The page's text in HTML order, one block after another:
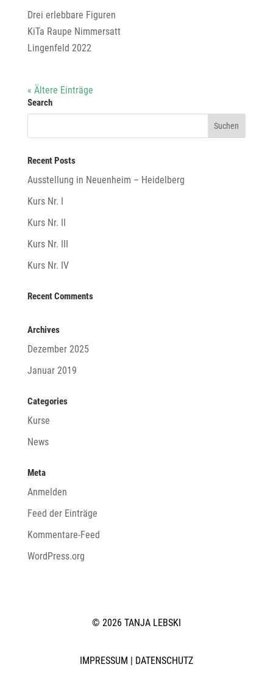
Drei erlebbare Figuren
KiTa Raupe Nimmersatt
Lingenfeld 2022
« Ältere Einträge
Search
Recent Posts
Ausstellung in Neuenheim – Heidelberg
Kurs Nr. I
Kurs Nr. II
Kurs Nr. III
Kurs Nr. IV
Recent Comments
Archives
Dezember 2025
Januar 2019
Categories
Kurse
News
Meta
Anmelden
Feed der Einträge
Kommentare-Feed
WordPress.org
© 2026 TANJA LEBSKI
IMPRESSUM | DATENSCHUTZ